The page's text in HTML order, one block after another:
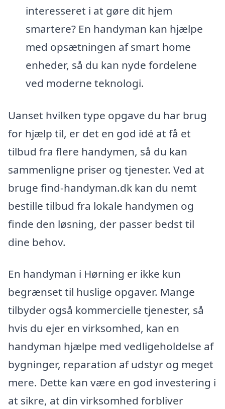
interesseret i at gøre dit hjem
smartere? En handyman kan hjælpe
med opsætningen af smart home
enheder, så du kan nyde fordelene
ved moderne teknologi.
Uanset hvilken type opgave du har brug
for hjælp til, er det en god idé at få et
tilbud fra flere handymen, så du kan
sammenligne priser og tjenester. Ved at
bruge find-handyman.dk kan du nemt
bestille tilbud fra lokale handymen og
finde den løsning, der passer bedst til
dine behov.
En handyman i Hørning er ikke kun
begrænset til huslige opgaver. Mange
tilbyder også kommercielle tjenester, så
hvis du ejer en virksomhed, kan en
handyman hjælpe med vedligeholdelse af
bygninger, reparation af udstyr og meget
mere. Dette kan være en god investering i
at sikre, at din virksomhed forbliver